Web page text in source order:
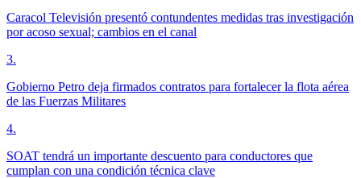
Caracol Televisión presentó contundentes medidas tras investigación
por acoso sexual; cambios en el canal
3.
Gobierno Petro deja firmados contratos para fortalecer la flota aérea
de las Fuerzas Militares
4.
SOAT tendrá un importante descuento para conductores que
cumplan con una condición técnica clave